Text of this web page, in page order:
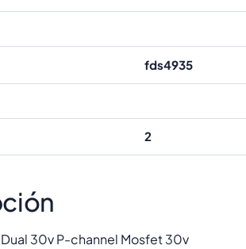
fds4935
2
30v P-channel Mosfet 30v